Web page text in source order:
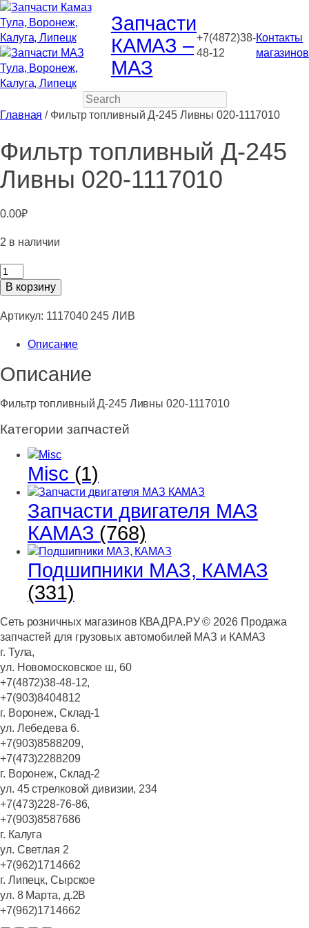
Запчасти
КАМАЗ –
МАЗ
+7(4872)38-
48-12
Контакты
магазинов
Search
Главная / Фильтр топливный Д-245 Ливны 020-1117010
Фильтр топливный Д-245
Ливны 020-1117010
0.00₽
2 в наличии
Количество
товара
топливный
Ливны
1117010
В корзину
Артикул: 1117040 245 ЛИВ
Описание
Описание
Фильтр топливный Д-245 Ливны 020-1117010
Категории запчастей
Misc (1)
Запчасти двигателя МАЗ
КАМАЗ (768)
Подшипники МАЗ, КАМАЗ
(331)
Сеть розничных магазинов КВАДРА.РУ © 2026Продажа
запчастей для грузовых автомобилей МАЗ и КАМАЗ
г. Тула,
ул. Новомосковское ш, 60
+7(4872)38-48-12,
+7(903)8404812
г. Воронеж, Склад-1
ул. Лебедева 6.
+7(903)8588209,
+7(473)2288209
г. Воронеж, Склад-2
ул. 45 стрелковой дивизии, 234
+7(473)228-76-86,
+7(903)8587686
г. Калуга
ул. Светлая 2
+7(962)1714662
г. Липецк, Сырское
ул. 8 Марта, д.2В
+7(962)1714662